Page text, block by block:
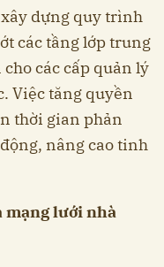
xây dựng quy trình
các tầng lớp trung
các cấp quản lý
Việc tăng quyền
thời gian phản
nâng cao tinh
mạng lưới nhà